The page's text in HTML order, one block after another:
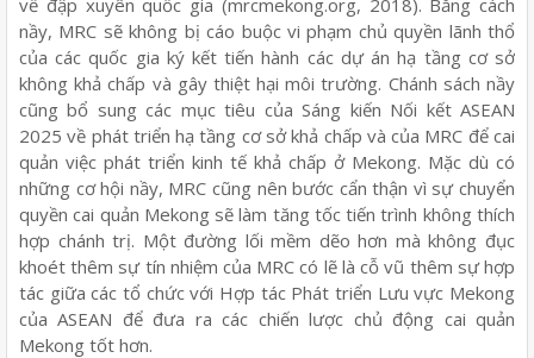
nầy, MRC sẽ không bị cáo buộc vi phạm chủ quyền lãnh thổ
của các quốc gia ký kết tiến hành các dự án hạ tầng cơ sở
không khả chấp và gây thiệt hại môi trường. Chánh sách nầy
cũng bổ sung các mục tiêu của Sáng kiến Nối kết ASEAN
2025 về phát triển hạ tầng cơ sở khả chấp và của MRC để cai
quản việc phát triển kinh tế khả chấp ở Mekong. Mặc dù có
những cơ hội nầy, MRC cũng nên bước cẩn thận vì sự chuyển
quyền cai quản Mekong sẽ làm tăng tốc tiến trình không thích
hợp chánh trị. Một đường lối mềm dẽo hơn mà không đục
khoét thêm sự tín nhiệm của MRC có lẽ là cỗ vũ thêm sự hợp
tác giữa các tổ chức với Hợp tác Phát triển Lưu vực Mekong
của ASEAN để đưa ra các chiến lược chủ động cai quản
Mekong tốt hơn.